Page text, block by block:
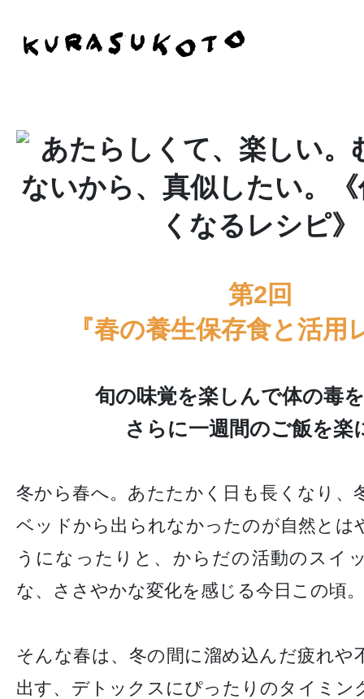
第2回
『春の養生保存食と活用
旬の味覚を楽しんで体の毒
さらに一週間のご飯を楽
冬から春へ。あたたかく日も長くなり、
ベッドから出られなかったのが自然とは
うになったりと、からだの活動のスイ
な、ささやかな変化を感じる今日この頃。
そんな春は、冬の間に溜め込んだ疲れや
出す、デトックスにぴったりのタイミン